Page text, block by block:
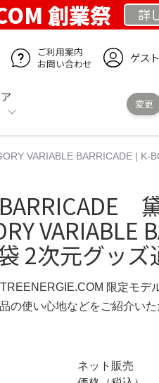
創業祭 詳
ご利用案内
お問い合わせ
ゲス
変更
VARIABLE BARRICADE | K-
BARRICADE
VARIABLE
2次元グッズ
限定モデ
の使い心地などをご紹介いた
ネット販売